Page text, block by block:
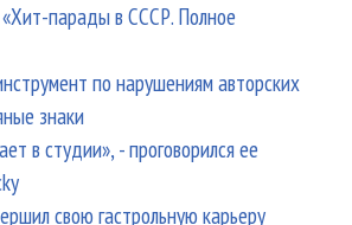
парады в СССР. Полное
по нарушениям авторских
знаки
в студии», - проговорился ее
свою гастрольную карьеру